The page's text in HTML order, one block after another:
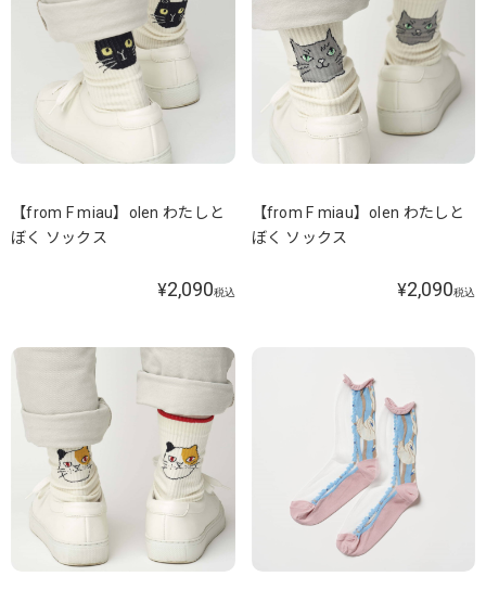
【from F miau】olen わたしと
ぼく ソックス
¥2,090税込
【from F miau】olen わたしと
ぼく ソックス
¥2,090税込